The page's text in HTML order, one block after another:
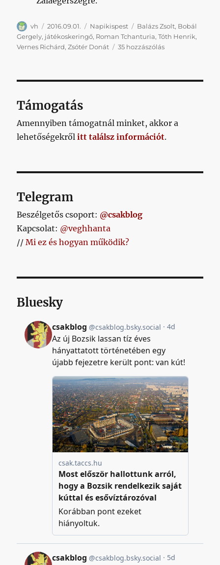
Szerző
vh Közzétéve
2016.09.01. Kategória
Napikispest Címke
Balázs Zsolt, Bobál
Gergely, játékoskeringő, Roman Tchanturia,Tóth Henrik,
Vernes Richárd,Zsótér Donát 35 hozzászólásNapikispest
Támogatás
Amennyiben támogatnál minket, akkor a
lehetőségekrőlitt találsz információt.
Telegram
Beszélgetős csoport: @csakblog
Kapcsolat: @veghhanta
//Mi ez és hogyan működik?
Bluesky